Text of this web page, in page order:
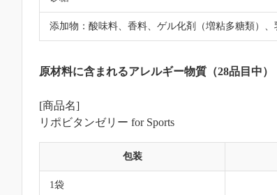
添加物：酸味料、香料、ゲル化剤（増粘多糖類）
原材料に含まれるアレルギー物質（28品目中）
[商品名]
リポビタンゼリー for Sports
包装
1袋